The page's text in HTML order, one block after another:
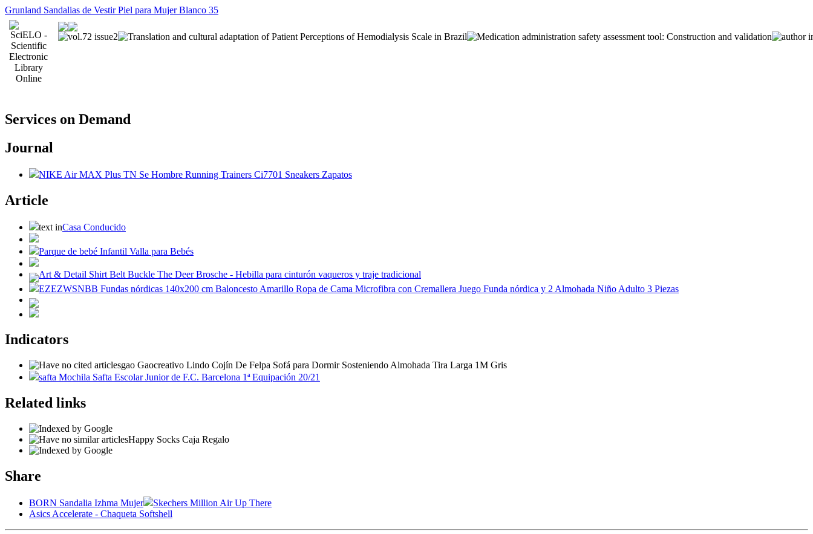
Grunland Sandalias de Vestir Piel para Mujer Blanco 35
Services on Demand
Journal
NIKE Air MAX Plus TN Se Hombre Running Trainers Ci7701 Sneakers Zapatos
Article
text inCasa Conducido
Parque de bebé Infantil Valla para Bebés
Art & Detail Shirt Belt Buckle The Deer Brosche - Hebilla para cinturón vaqueros y traje tradicional
EZEZWSNBB Fundas nórdicas 140x200 cm Baloncesto Amarillo Ropa de Cama Microfibra con Cremallera Juego Funda nórdica y 2 Almohada Niño Adulto 3 Piezas
Indicators
gao Gaocreativo Lindo Cojín De Felpa Sofá para Dormir Sosteniendo Almohada Tira Larga 1M Gris
safta Mochila Safta Escolar Junior de F.C. Barcelona 1ª Equipación 20/21
Related links
Happy Socks Caja Regalo
Share
BORN Sandalia Izhma Mujer
Skechers Million Air Up There
Asics Accelerate - Chaqueta Softshell